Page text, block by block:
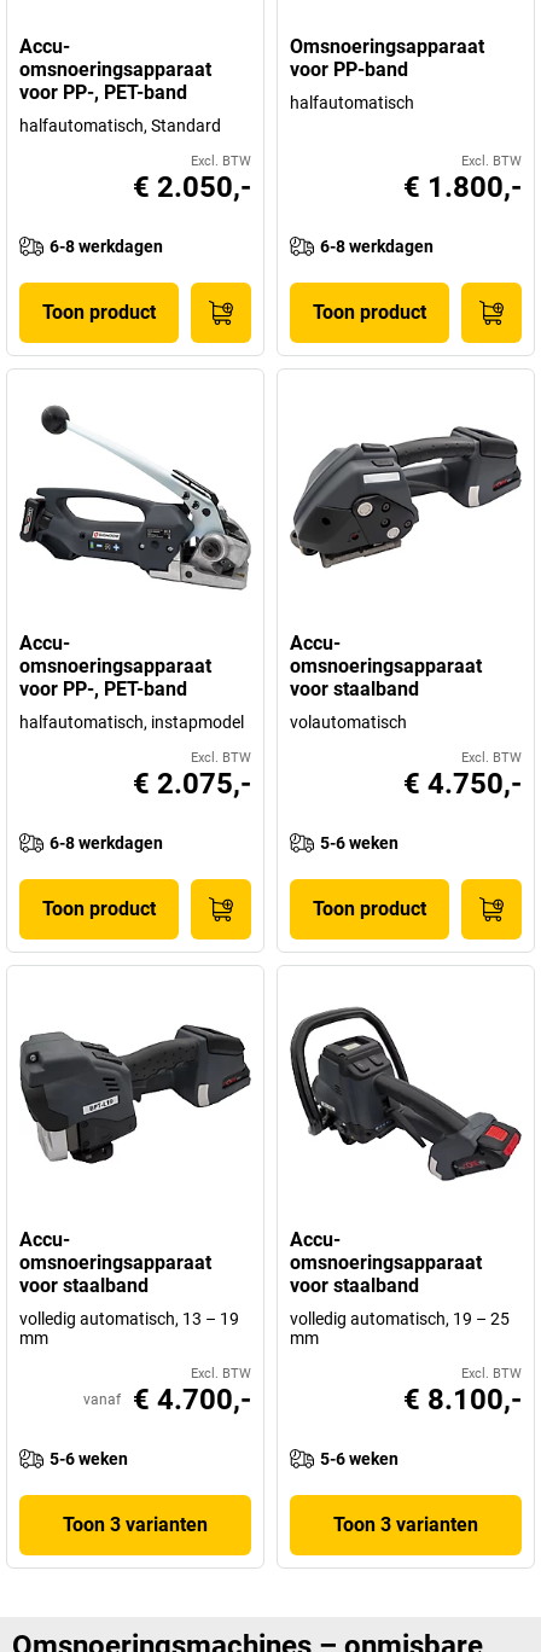
Accu-
omsnoeringsapparaat
voor PP-, PET-band
halfautomatisch, Standard
Excl. BTW
€ 2.050,-
6-8 werkdagen
Toon product
Omsnoeringsapparaat
voor PP-band
halfautomatisch
Excl. BTW
€ 1.800,-
6-8 werkdagen
Toon product
Accu-
omsnoeringsapparaat
voor PP-, PET-band
halfautomatisch, instapmodel
Excl. BTW
€ 2.075,-
6-8 werkdagen
Toon product
Accu-
omsnoeringsapparaat
voor staalband
volautomatisch
Excl. BTW
€ 4.750,-
5-6 weken
Toon product
Accu-
omsnoeringsapparaat
voor staalband
volledig automatisch, 13 – 19
mm
Excl. BTW
vanaf € 4.700,-
5-6 weken
Toon 3 varianten
Accu-
omsnoeringsapparaat
voor staalband
volledig automatisch, 19 – 25
mm
Excl. BTW
€ 8.100,-
5-6 weken
Toon 3 varianten